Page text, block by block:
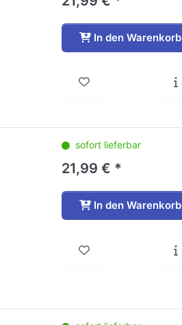
In den Warenkorb
sofort lieferbar
21,99 € *
In den Warenkorb